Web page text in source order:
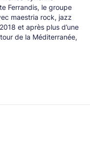
Ferrandis, le groupe
maestria rock, jazz
et après plus d’une
de la Méditerranée,
une immersion